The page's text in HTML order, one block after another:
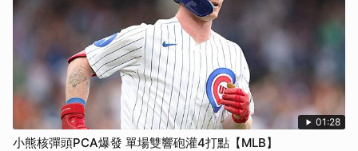
01:28
小熊核彈頭PCA爆發 單場雙響砲灌4打點【MLB】